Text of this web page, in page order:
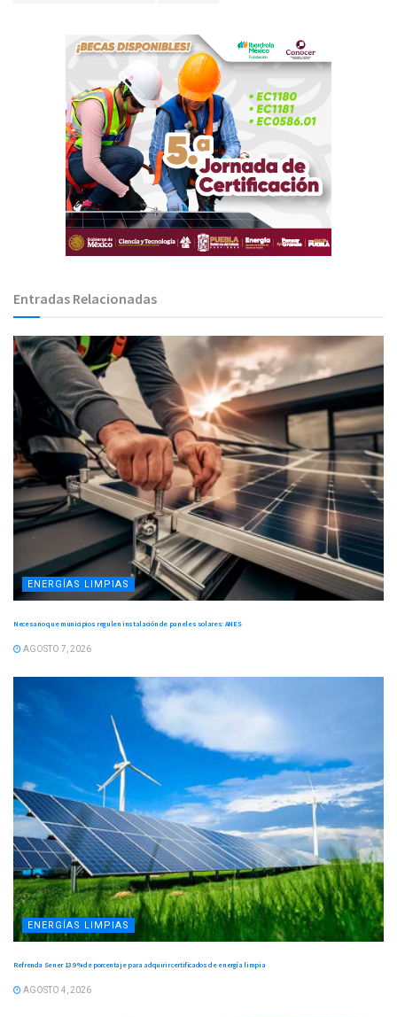
Entradas Relacionadas
ENERGÍAS LIMPIAS
Necesario que municipios regulen instalación de paneles solares: ANES
AGOSTO 7, 2026
ENERGÍAS LIMPIAS
Refrenda Sener 13.9 % de porcentaje para adquirir certificados de energía limpia
AGOSTO 4, 2026